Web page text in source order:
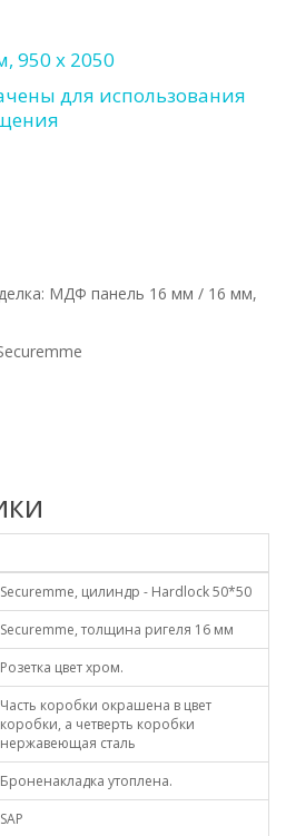
950 х 2050
для использования
МДФ панель 16 мм / 16 мм,
Securemme, цилиндр - Hardlock 50*50
Securemme, толщина ригеля 16 мм
Розетка цвет хром.
Часть коробки окрашена в цвет
коробки, а четверть коробки
нержавеющая сталь
Броненакладка утоплена.
SAP